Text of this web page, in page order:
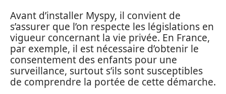
Avant d’installer Myspy, il convient de
s’assurer que l’on respecte les législations en
vigueur concernant la vie privée. En France,
par exemple, il est nécessaire d’obtenir le
consentement des enfants pour une
surveillance, surtout s’ils sont susceptibles
de comprendre la portée de cette démarche.